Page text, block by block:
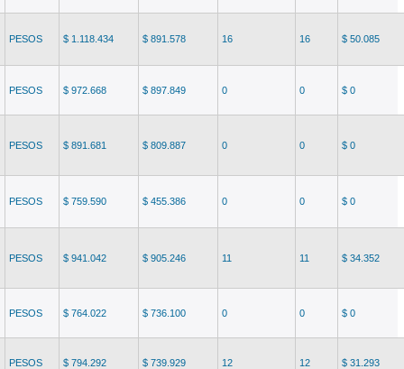
PESOS $ 1.118.434 $ 891.578 16 16 $ 50.085
PESOS $ 972.668 $ 897.849 0 0 $ 0
PESOS $ 891.681 $ 809.887 0 0 $ 0
PESOS $ 759.590 $ 455.386 0 0 $ 0
PESOS $ 941.042 $ 905.246 11 11 $ 34.352
PESOS $ 764.022 $ 736.100 0 0 $ 0
PESOS $ 794.292 $ 739.929 12 12 $ 31.293